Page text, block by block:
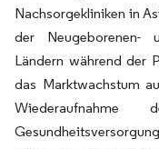
Nachsorgekliniken in
der Neugeborenen-
Ländern während der
das Marktwachstum